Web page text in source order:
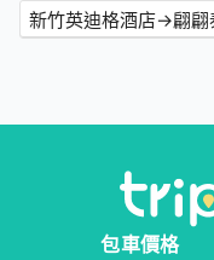
新竹英迪格酒店→翩翩
包車價格